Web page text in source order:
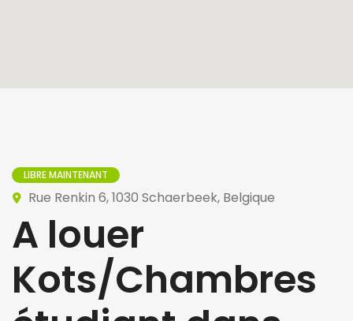
LIBRE MAINTENANT
Rue Renkin 6, 1030 Schaerbeek, Belgique
A louer
Kots/Chambres